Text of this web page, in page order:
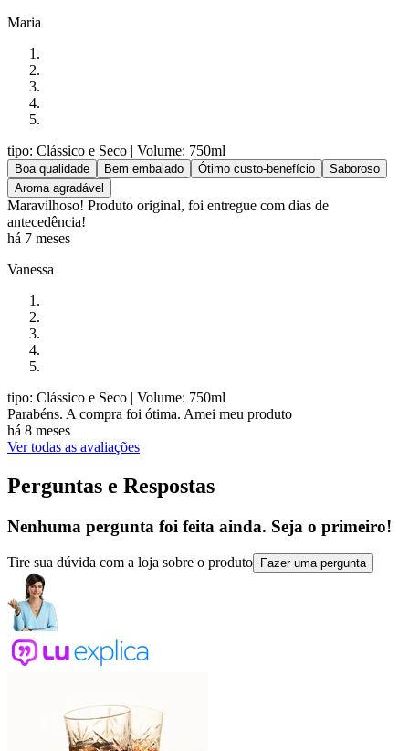
Maria
tipo: Clássico e Seco | Volume: 750ml
Boa qualidade Bem embalado Ótimo custo-benefício
Saboroso
Aroma agradável
Maravilhoso! Produto original, foi entregue com dias de
antecedência!
há 7 meses
Vanessa
tipo: Clássico e Seco | Volume: 750ml
Parabéns. A compra foi ótima. Amei meu produto
há 8 meses
Ver todas as avaliações
Perguntas e Respostas
Nenhuma pergunta foi feita ainda. Seja o primeiro!
Tire sua dúvida com a loja sobre o produto Fazer uma pergunta